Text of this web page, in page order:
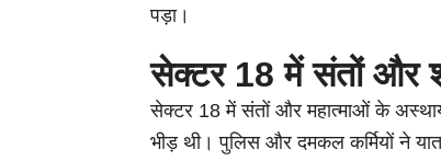
पड़ा।
सेक्टर 18 में संतों और
सेक्टर 18 में संतों और महात्माओं के
भीड़ थी। पुलिस और दमकल कर्मियों ने